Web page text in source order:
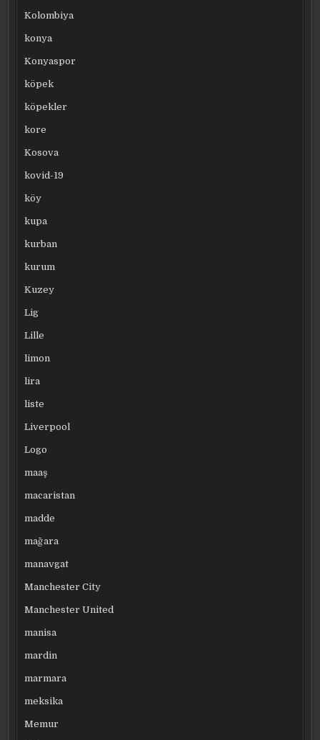
Kolombiya
konya
Konyaspor
köpek
köpekler
kore
Kosova
kovid-19
köy
kupa
kurban
kurum
Kuzey
Lig
Lille
limon
lira
liste
Liverpool
Logo
maaş
macaristan
madde
mağara
manavgat
Manchester City
Manchester United
manisa
mardin
marmara
meksika
Memur